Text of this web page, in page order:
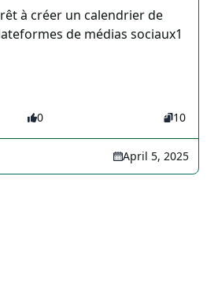
à créer un calendrier de
de médias sociaux1
0 10
April 5, 2025